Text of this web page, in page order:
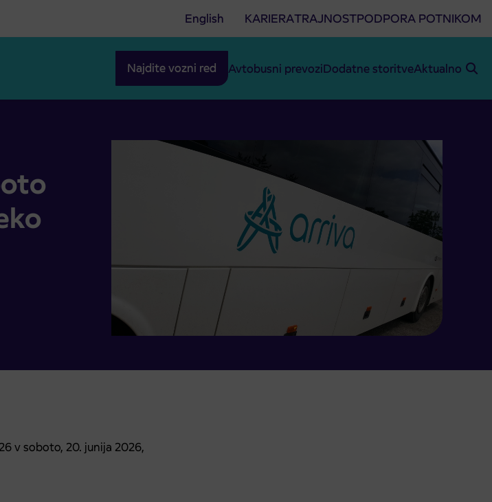
English KARIERATRAJNOSTPODPORA POTNIKOM
Najdite vozni red Avtobusni prevoziDodatne storitveAktualno
v soboto, 20. junija 2026,